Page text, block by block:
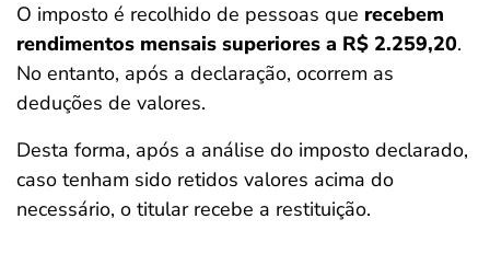
O imposto é recolhido de pessoas que recebem
rendimentos mensais superiores a R$ 2.259,20.
No entanto, após a declaração, ocorrem as
deduções de valores.
Desta forma, após a análise do imposto declarado,
caso tenham sido retidos valores acima do
necessário, o titular recebe a restituição.